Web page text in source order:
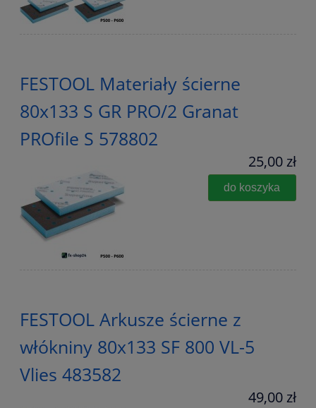
FESTOOL Materiały ścierne
80x133 S GR PRO/2 Granat
PROfile S 578802
25,00 zł
do koszyka
FESTOOL Arkusze ścierne z
włókniny 80x133 SF 800 VL-5
Vlies 483582
49,00 zł